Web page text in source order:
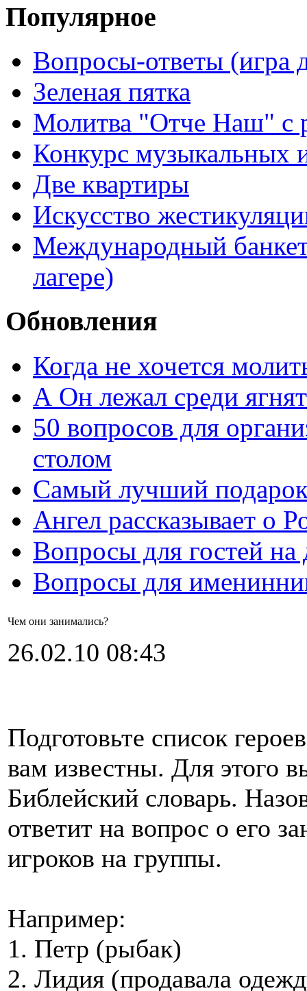
Популярное
Вопросы-ответы (игра
Зеленая пятка
Молитва "Отче Наш" с
Конкурс музыкальных
Две квартиры
Искусство
Международный
лагере)
Обновления
Когда не хочется
А Он лежал среди ягнят
50 вопросов для
столом
Самый лучший
Ангел рассказывает о
Вопросы для гостей
Вопросы для
Чем они занимались?
26.02.10 08:43
Подготовьте список
вам известны. Для этого
Библейский словарь.
ответит на вопрос о его
игроков на группы.
Например:
1. Петр (рыбак)
2. Лидия (продавала